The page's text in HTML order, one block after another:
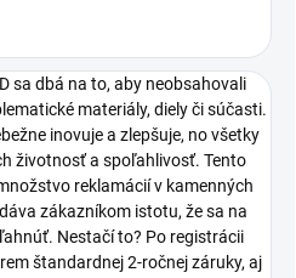
sa dbá na to, aby neobsahovali
materiály, diely či súčasti.
inovuje a zlepšuje, no všetky
životnosť a spoľahlivosť. Tento
reklamácií v kamenných
zákazníkom istotu, že sa na
Nestačí to? Po registrácii
štandardnej 2-ročnej záruky, aj